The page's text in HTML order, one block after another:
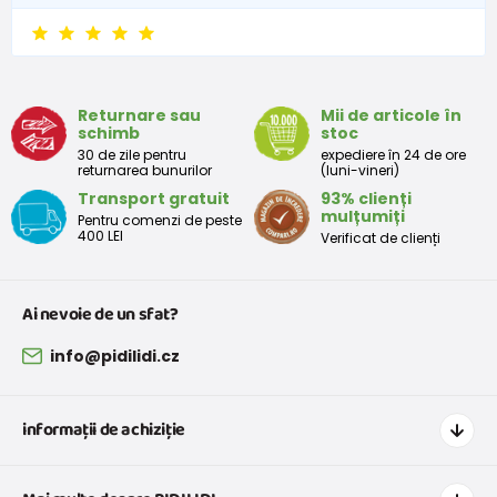
Returnare sau
schimb
30 de zile pentru
returnarea bunurilor
Mii de articole în
stoc
expediere în 24 de ore
(luni-vineri)
Transport gratuit
Pentru comenzi de peste
400 LEI
93% clienți
mulțumiți
Verificat de clienți
Ai nevoie de un sfat?
info@pidilidi.cz
informații de achiziție